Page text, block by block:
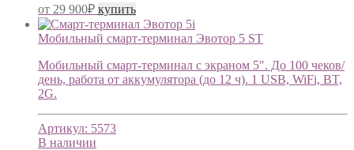
от 29 900₽ купить
Мобильный смарт-терминал Эвотор 5 ST
Мобильный смарт-терминал с экраном 5″. До 100 чеков/
день, работа от аккумулятора (до 12 ч). 1 USB, WiFi, BT,
2G.
Артикул: 5573
В наличии